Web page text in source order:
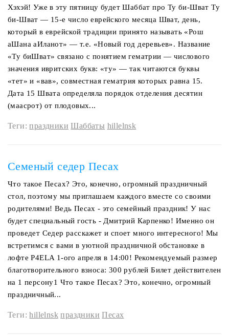
Хэхэй! Уже в эту пятницу будет Шаббат про Ту би-Шват Ту
би-Шват — 15-е число еврейского месяца Шват, день,
который в еврейской традиции принято называть «Рош
аШана аИланот» — т.е. «Новый год деревьев». Название
«Ту биШват» связано с понятием гематрии — числового
значения ивритских букв: «ту» — так читаются буквы
«тет» и «вав», совместная гематрия которых равна 15.
Дата 15 Швата определяла порядок отделения десятин
(маасрот) от плодовых...
Теги:праздники Шаббаты hillelnsk
Семеный седер Песах
Что такое Песах? Это, конечно, огромный праздничный
стол, поэтому мы приглашаем каждого вместе со своими
родителями! Ведь Песах - это семейный праздник! У нас
будет специальный гость - Дмитрий Карпенко! Именно он
проведет Седер расскажет и споет много интересного! Мы
встретимся с вами в уютной праздничной обстановке в
лофте P4ELA 1-ого апреля в 14:00! Рекомендуемый размер
благотворительного взноса: 300 рублей Билет действителен
на 1 персону1 Что такое Песах? Это, конечно, огромный
праздничный...
Теги:hillelnsk праздники Песах